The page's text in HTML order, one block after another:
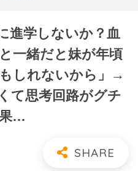
進学しないか？血
一緒だと妹が年頃
しれないから」→
て思考回路がグチ
…